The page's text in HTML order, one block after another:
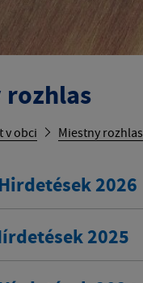
rozhlas
v obci Miestny rozhlas
2026
2025